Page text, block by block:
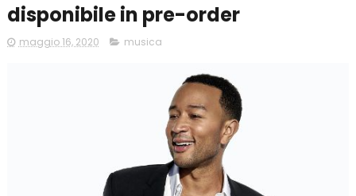
disponibile in pre-order
maggio 16, 2020 musica